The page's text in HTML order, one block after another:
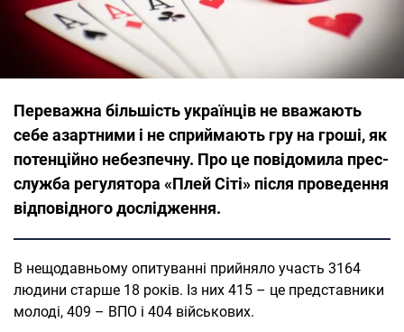
Переважна більшість українців не вважають
себе азартними і не сприймають гру на гроші, як
потенційно небезпечну. Про це повідомила прес-
служба регулятора «Плей Сіті» після проведення
відповідного дослідження.
В нещодавньому опитуванні прийняло участь 3164
людини старше 18 років. Із них 415 – це представники
молоді, 409 – ВПО і 404 військових.